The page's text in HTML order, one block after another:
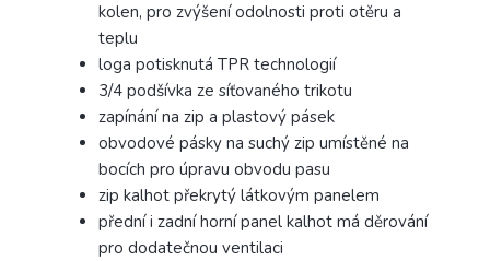
kolen, pro zvýšení odolnosti proti otěru a
teplu
loga potisknutá TPR technologií
3/4 podšívka ze síťovaného trikotu
zapínání na zip a plastový pásek
obvodové pásky na suchý zip umístěné na
bocích pro úpravu obvodu pasu
zip kalhot překrytý látkovým panelem
přední i zadní horní panel kalhot má děrování
pro dodatečnou ventilaci